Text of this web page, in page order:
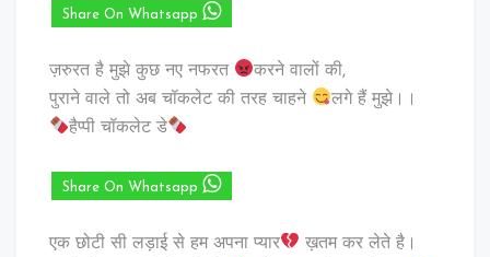
Share On Whatsapp
ज़रुरत है मुझे कुछ नए नफरत
करने वालों की,
पुराने वाले तो अब चॉकलेट की तरह चाहने
लगे हैं मुझे।।
हैप्पी चॉकलेट डे
Share On Whatsapp
एक छोटी सी लड़ाई से हम अपना प्यार
ख़तम कर लेते है।